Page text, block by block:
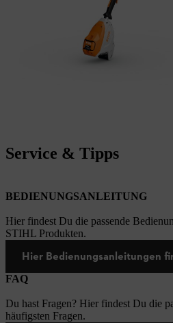
Service & Tipps
BEDIENUNGSANLEITUNG
Hier findest Du die passende
STIHL Produkten.
Hier Bedienungsanleitungen
FAQ
Du hast Fragen? Hier findest Du die
häufigsten Fragen.